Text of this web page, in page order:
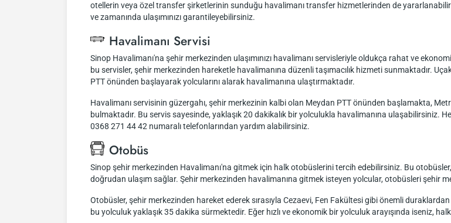
otellerin veya özel transfer şirketlerinin sunduğu havalimanı transfer hizmetlerinden de
ve zamanında ulaşımınızı garantileyebilirsiniz.
Havalimanı Servisi
Sinop Havalimanı'na şehir merkezinden ulaşımınızı havalimanı servisleriyle oldukça rahat ve
bu servisler, şehir merkezinden hareketle havalimanına düzenli taşımacılık hizmeti sunmaktadır.
PTT önünden başlayarak yolcularını alarak havalimanına ulaştırmaktadır.
Havalimanı servisinin güzergahı, şehir merkezinin kalbi olan Meydan PTT önünden başlamakta,
bulmaktadır. Bu servis sayesinde, yaklaşık 20 dakikalık bir yolculukla havalimanına ulaşabilirsiniz.
0368 271 44 42 numaralı telefonlarından yardım alabilirsiniz.
Otobüs
Sinop şehir merkezinden Havalimanı'na gitmek için halk otobüslerini tercih edebilirsiniz. Bu
doğrudan ulaşım sağlar. Şehir merkezinden havalimanına gitmek isteyen yolcular, otobüsleri şehir
Otobüsler, şehir merkezinden hareket ederek sırasıyla Cezaevi, Fen Fakültesi gibi önemli
bu yolculuk yaklaşık 35 dakika sürmektedir. Eğer hızlı ve ekonomik bir yolculuk arayışında iseniz,